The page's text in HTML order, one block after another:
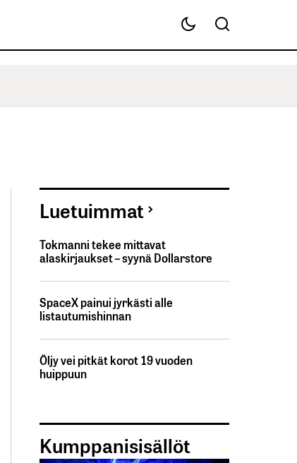
Luetuimmat
Tokmanni tekee mittavat
alaskirjaukset – syynä Dollarstore
SpaceX painui jyrkästi alle
listautumishinnan
Öljy vei pitkät korot 19 vuoden
huippuun
Kumppanisisällöt